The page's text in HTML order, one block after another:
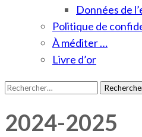
Données de
Politique de
À méditer …
Livre d’or
Rechercher :
2024-2025